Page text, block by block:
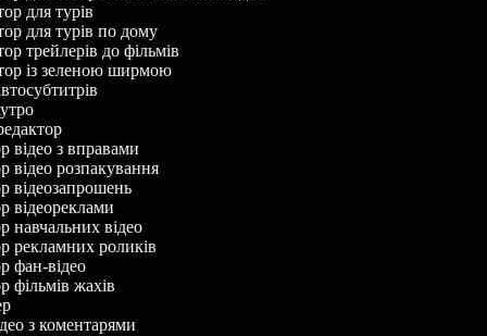
для турів
для турів по дому
трейлерів до фільмів
із зеленою ширмою
відео з вправами
відео розпакування
відеозапрошень
відеореклами
навчальних відео
рекламних роликів
фан-відео
фільмів жахів
з коментарями